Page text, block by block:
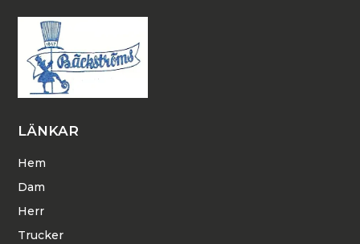
LÄNKAR
Hem
Dam
Herr
Trucker